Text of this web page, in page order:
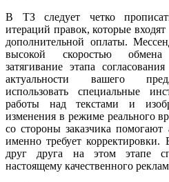
В ТЗ следует четко
итераций правок, которые
дополнительной оплаты.
высокой скоростью
затягивание этапа
актуальности вашего
использовать специальные
работы над текстами и
изменения в режиме реального
со стороны заказчика помогают
именно требует
друг друга на этом этапе
настоящему качественного